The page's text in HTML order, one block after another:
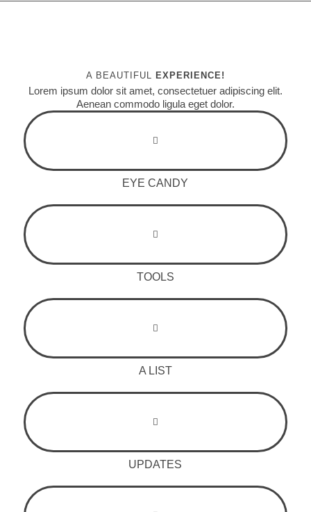
A BEAUTIFUL EXPERIENCE!
Lorem ipsum dolor sit amet, consectetuer adipiscing elit.
Aenean commodo ligula eget dolor.
EYE CANDY
TOOLS
A LIST
UPDATES